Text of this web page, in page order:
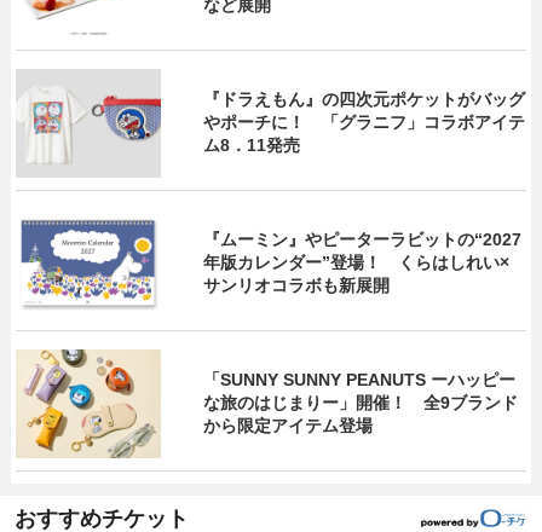
など展開
『ドラえもん』の四次元ポケットがバッグ
やポーチに！ 「グラニフ」コラボアイテ
ム8．11発売
『ムーミン』やピーターラビットの“2027
年版カレンダー”登場！ くらはしれい×
サンリオコラボも新展開
「SUNNY SUNNY PEANUTS ーハッピー
な旅のはじまりー」開催！ 全9ブランド
から限定アイテム登場
おすすめチケット